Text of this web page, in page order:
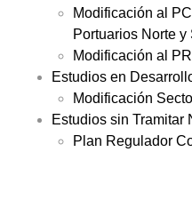
Modificación al
Portuarios Norte y
Modificación al
Estudios en
Modificación
Estudios sin Tramitar
Plan Regulador